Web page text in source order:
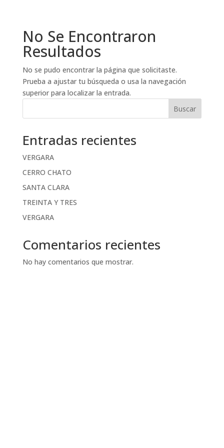
No Se Encontraron
Resultados
No se pudo encontrar la página que solicitaste.
Prueba a ajustar tu búsqueda o usa la navegación
superior para localizar la entrada.
Buscar
Entradas recientes
VERGARA
CERRO CHATO
SANTA CLARA
TREINTA Y TRES
VERGARA
Comentarios recientes
No hay comentarios que mostrar.